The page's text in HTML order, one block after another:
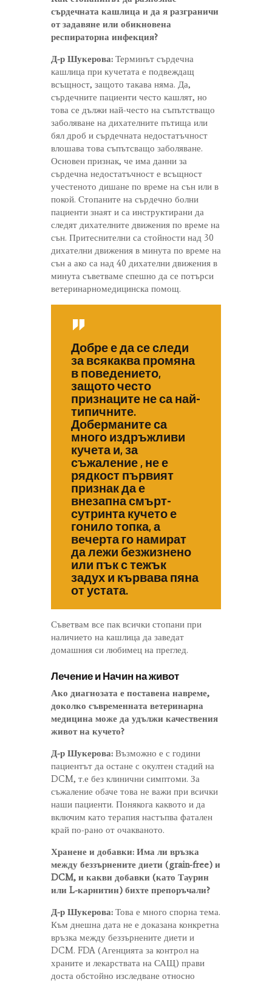
сърдечната кашлица и да я разграничи
от задавяне или обикновена
респираторна инфекция?
Д-р Шукерова: Терминът сърдечна
кашлица при кучетата е подвеждащ
всъщност, защото такава няма. Да,
сърдечните пациенти често кашлят, но
това се дължи най-често на съпътстващо
заболяване на дихателните пътища или
бял дроб и сърдечната недостатъчност
влошава това съпътсващо заболяване.
Основен признак, че има данни за
сърдечна недостатъчност е всъщност
учестеното дишане по време на сън или в
покой. Стопаните на сърдечно болни
пациенти знаят и са инструктирани да
следят дихателните движения по време на
сън. Притеснителни са стойности над 30
дихателни движения в минута по време на
сън а ако са над 40 дихателни движения в
минута съветваме спешно да се потърси
ветеринарномедицинска помощ.
Добре е да се следи
за всякаква промяна
в поведението,
защото често
признаците не са най-
типичните.
Доберманите са
много издръжливи
кучета и, за
съжаление , не е
рядкост първият
признак да е
внезапна смърт-
сутринта кучето е
гонило топка, а
вечерта го намират
да лежи безжизнено
или пък с тежък
задух и кървава пяна
от устата.
Съветвам все пак всички стопани при
наличието на кашлица да заведат
домашния си любимец на преглед.
Лечение и Начин на живот
Ако диагнозата е поставена навреме,
доколко съвременната ветеринарна
медицина може да удължи качествения
живот на кучето?
Д-р Шукерова: Възможно е с години
пациентът да остане с окултен стадий на
DCM, т.е без клинични симптоми. За
съжаление обаче това не важи при всички
наши пациенти. Понякога каквото и да
включим като терапия настъпва фатален
край по-рано от очакваното.
Хранене и добавки: Има ли връзка
между беззърнените диети (grain-free) и
DCM, и какви добавки (като Таурин
или L-карнитин) бихте препоръчали?
Д-р Шукерова: Това е много спорна тема.
Към днешна дата не е доказана конкретна
връзка между беззърнените диети и
DCM. FDA (Агенцията за контрол на
храните и лекарствата на САЩ) прави
доста обстойно изследване относно